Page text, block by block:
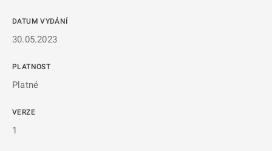
DATUM VYDÁNÍ
30.05.2023
PLATNOST
Platné
VERZE
1